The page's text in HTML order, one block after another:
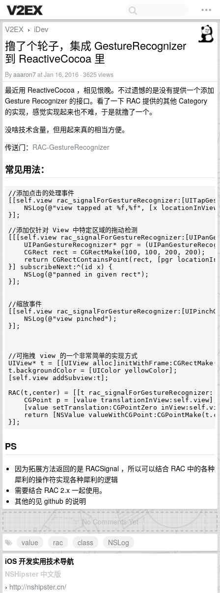
V2EX › iDev
撸了个轮子，集成 GestureRecognizer
到 ReactiveCocoa 里
Byaaaron7at Jan 16, 2016 · 3625 views
最近用 ReactiveCocoa ，相见恨晚。不过遗憾的是没有提供一个添加
Gesture Recognizer 的接口。看了一下 RAC 提供的其他 Category
的实现，感觉实现起来也不难，于是就撸了一个。
没啥技术含量，但用起来真的相当方便。
传送门： RAC-GestureRecognizer
常见用法：
//添加点击的处理事件
self . view rac_signalForGestureRecognizer:[
NSLog (@"view tapped at %f,%f" , x locationInView
}];
//添加仅针对 View 中特定区域的拖动检测
self .view rac_signalForGestureRecognizer:[
UIPanGestureRecognizer* pgr = (
CGRect
rect = CGRectMake ( 100 , 100 , 200 , 200 );
return
CGRectContainsPoint ( rect , pgr
}]
subscribeNext : ^ ( id x )
{
NSLog (@"panned in given rect" );
}];
//缩放事件
self . view rac_signalForGestureRecognizer:[
NSLog (@"view pinched" );
}];
//可拖拽 view 的一个非常简单的实现方式
UIView* t = UIView alloc initWithFrame : CGRectMake (
t . backgroundColor = UIColor yellowColor ];
self . view addSubview : t ];
RAC (t , center) = [[t rac_signalForGestureRecognizer :[
CGPoint
p = value translationInView : self . view
[value setTranslation : CGPointZero inView : self .
return
NSValue valueWithCGPoint : CGPointMake (t .
}];
PS
因为拓展方法返回的是 RACSignal ，所以可以结合 RAC 中的各种
犀利的操作符实现各种犀利的逻辑
需要结合 RAC 2.x 一起使用。
其他的见 github 的说明
No Comments Yet
value rac class
NSLog
iOS 开发实用技术导航
NSHipster 中文版
› http://nshipster.cn/